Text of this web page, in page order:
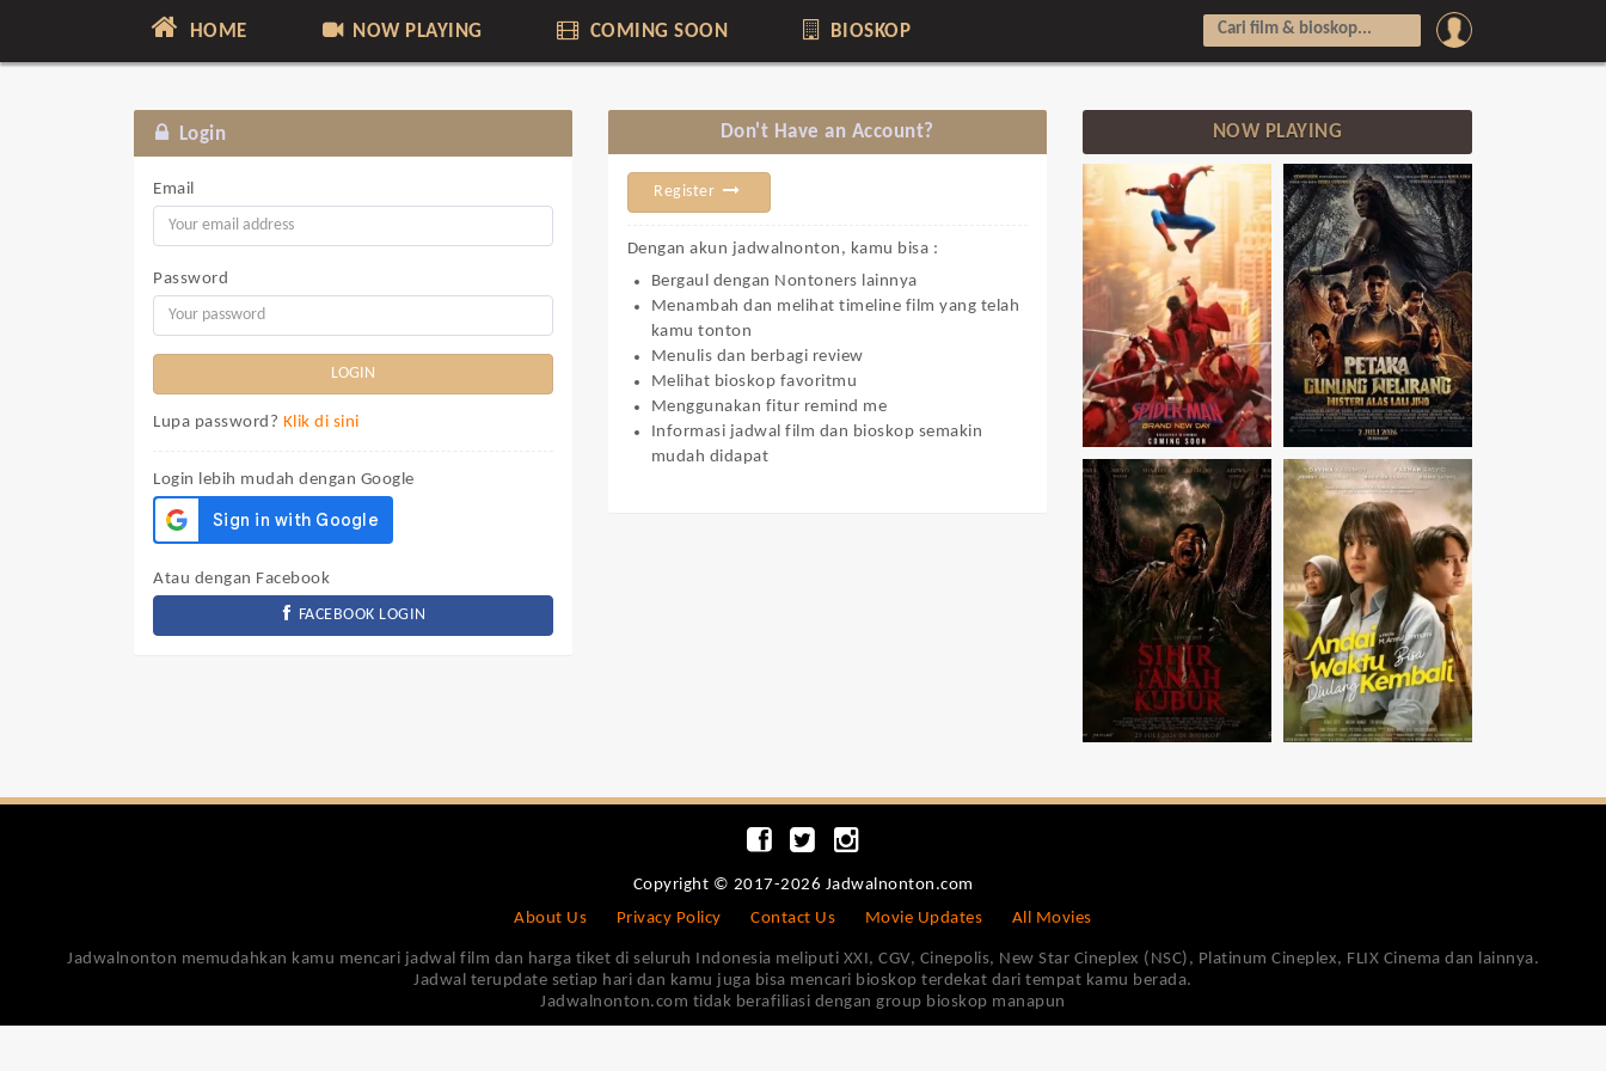
HOME NOW PLAYING COMING SOON BIOSKOP
Login
Email
Password
Lupa password? Klik di sini
Login lebih mudah dengan Google
Atau dengan Facebook
FACEBOOK LOGIN
Don't Have an Account?
Register
Dengan akun jadwalnonton, kamu bisa :
Bergaul dengan Nontoners lainnya
Menambah dan melihat timeline film yang telah
kamu tonton
Menulis dan berbagi review
Melihat bioskop favoritmu
Menggunakan fitur remind me
Informasi jadwal film dan bioskop semakin
mudah didapat
NOW PLAYING
Copyright © 2017-2026 Jadwalnonton.com
About Us
Privacy Policy Contact Us Movie Updates All Movies
Jadwalnonton memudahkan kamu mencari jadwal film dan harga tiket di seluruh Indonesia meliputi XXI, CGV, Cinepolis, New Star Cineplex (NSC), Platinum Cineplex, FLIX Cinema dan lainnya.
Jadwal terupdate setiap hari dan kamu juga bisa mencari bioskop terdekat dari tempat kamu berada.
Jadwalnonton.com tidak berafiliasi dengan group bioskop manapun